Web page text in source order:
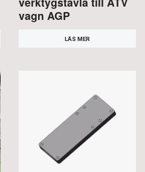
vagn AGP
LÄS MER